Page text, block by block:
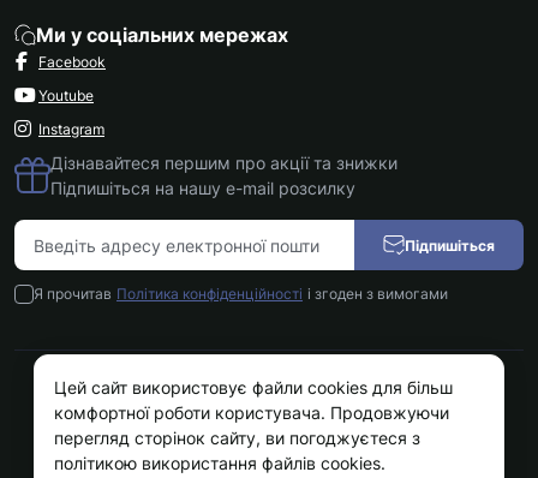
Ми у соціальних мережах
Facebook
Youtube
Instagram
Дізнавайтеся першим про акції та знижки
Підпишіться на нашу e-mail розсилку
Підпишіться
Я прочитав Політика конфіденційності і згоден з вимогами
Kokos.com.ua © 2026
Цей сайт використовує файли cookies для більш
комфортної роботи користувача. Продовжуючи
перегляд сторінок сайту, ви погоджуєтеся з
політикою використання файлів cookies.